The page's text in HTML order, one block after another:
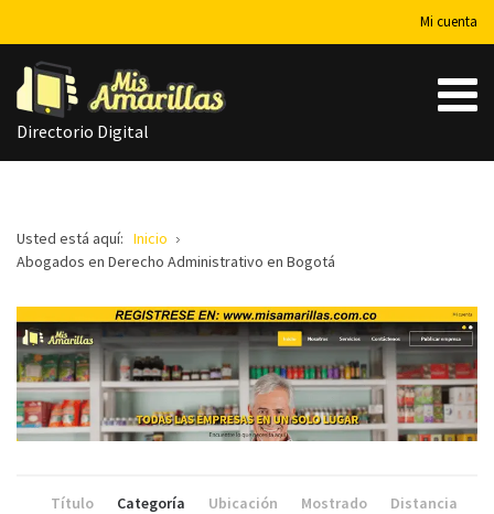
Mi cuenta
Directorio Digital
Usted está aquí: Inicio
Abogados en Derecho Administrativo en Bogotá
Título Categoría Ubicación Mostrado
Distancia